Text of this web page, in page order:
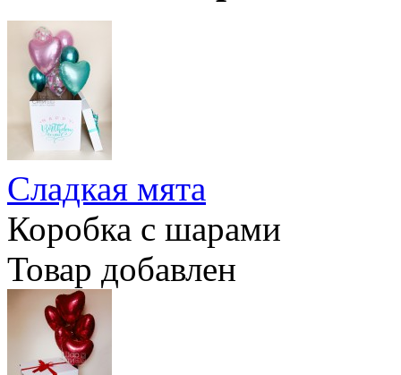
Сладкая мята
Коробка с шарами
Товар добавлен